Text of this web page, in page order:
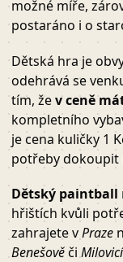
možné míře,
postaráno i o
Dětská hra je
odehrává se
tím, žev ceně
kompletního
je cena kuličky 1
potřeby dokoupit
Dětský paintball
hřištích kvůli
zahrajete vPraze
Benešověči